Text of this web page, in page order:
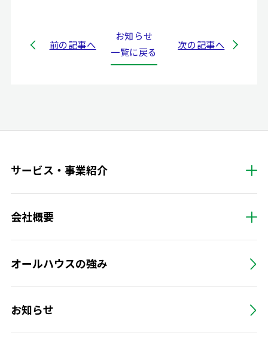
前の記事へ
お知らせ
一覧に戻る
次の記事へ
サービス・事業紹介
会社概要
オールハウスの強み
お知らせ